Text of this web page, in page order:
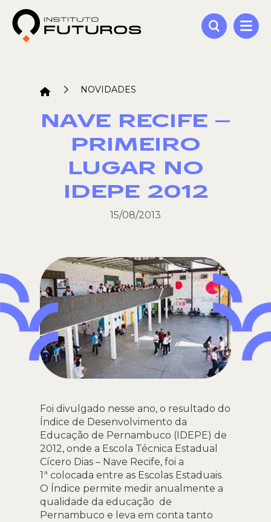
NOVIDADES
NAVE RECIFE –
PRIMEIRO
LUGAR NO
IDEPE 2012
15/08/2013
Foi divulgado nesse ano, o resultado do
Índice de Desenvolvimento da
Educação de Pernambuco (IDEPE) de
2012, onde a Escola Técnica Estadual
Cícero Dias – Nave Recife, foi a
1ª colocada entre as Escolas Estaduais.
O Índice permite medir anualmente a
qualidade da educação de
Pernambuco e leva em conta tanto